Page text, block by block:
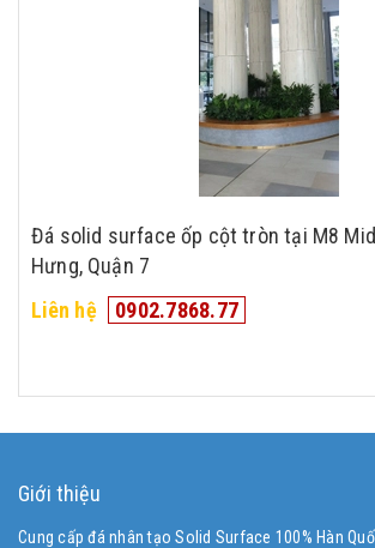
Đá solid surface ốp cột tròn tại M8
Hưng, Quận 7
Liên hệ
0902.7868.77
Giới thiệu
Cung cấp đá nhân tạo Solid Surface 100% Hàn